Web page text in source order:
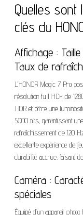
Quelles
clés du
Affichage :
Taux de
L’HONOR Magic 7 Pro
résolution full HD+ de
HDR et offre une
5000 nits, garantissant
rafraîchissement de 120
excellente expérience de
durabilité accrue, faisant
Caméra :
spéciales
Équipé d’un appareil